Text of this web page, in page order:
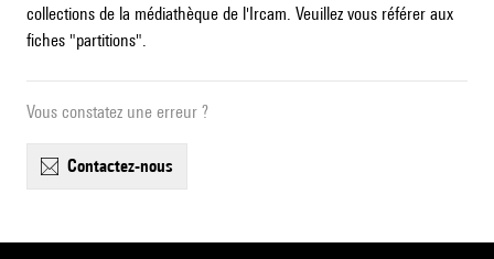
collections de la médiathèque de l'Ircam. Veuillez vous référer aux
fiches "partitions".
Vous constatez une erreur ?
contactez-nous